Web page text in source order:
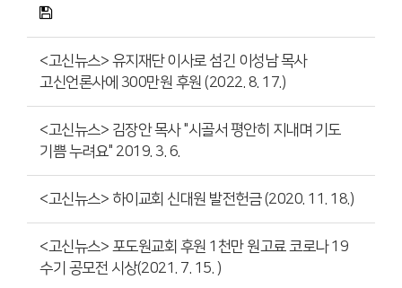
<고신뉴스> 유지재단 이사로 섬긴 이성남 목사
고신언론사에 300만원 후원 (2022. 8. 17.)
<고신뉴스> 김장안 목사 "시골서 평안히 지내며 기도
기쁨 누려요" 2019. 3. 6.
<고신뉴스> 하이교회 신대원 발전헌금 (2020. 11. 18.)
<고신뉴스> 포도원교회 후원 1천만 원고료 코로나 19
수기 공모전 시상(2021. 7. 15. )